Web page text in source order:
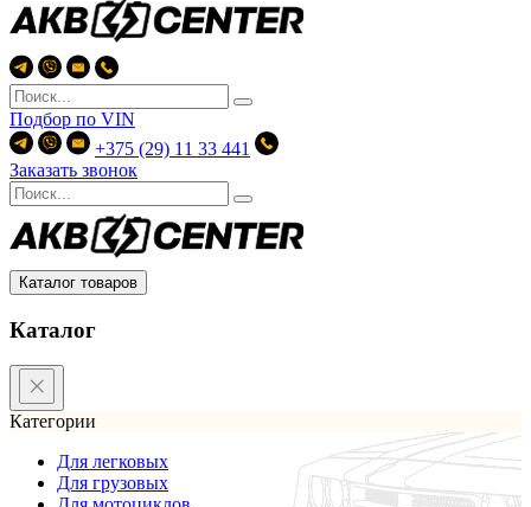
Подбор по VIN
+375 (29) 11 33 441
Заказать звонок
Каталог товаров
Каталог
Категории
Для легковых
Для грузовых